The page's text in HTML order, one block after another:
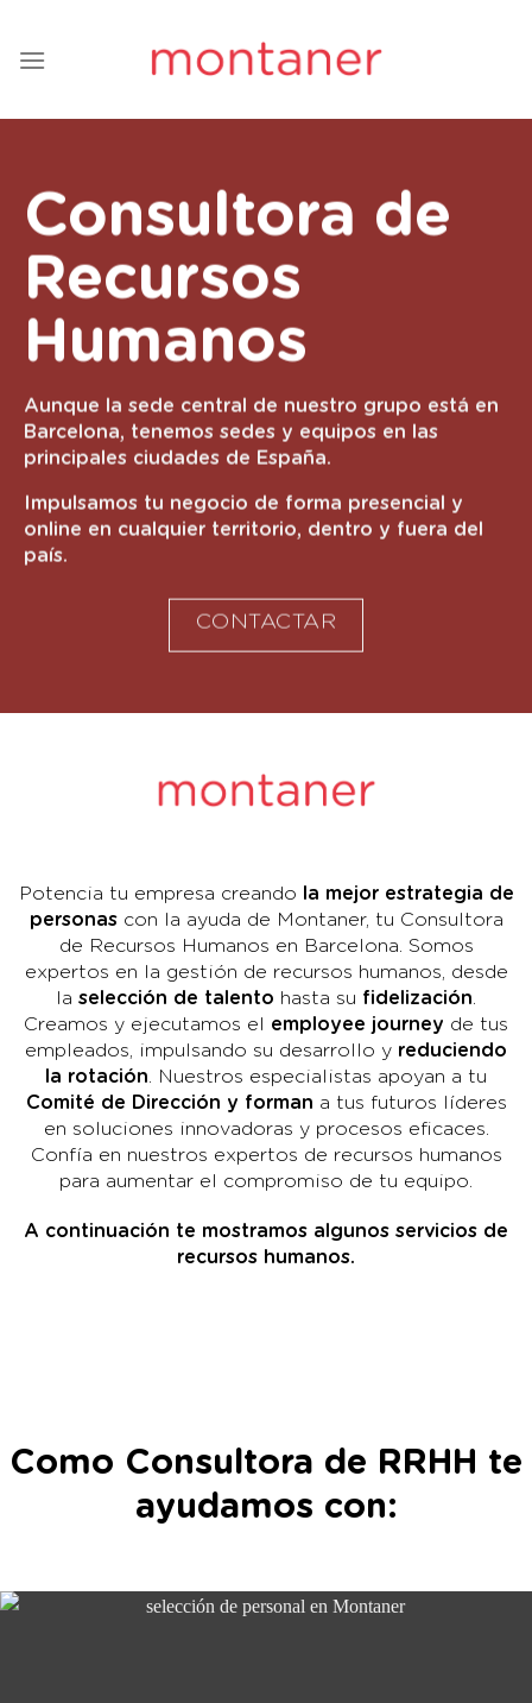
contenido
Consultora de
Recursos
Humanos
Aunque la sede central de nuestro grupo está en
Barcelona, tenemos sedes y equipos en las
principales ciudades de España.
Impulsamos tu negocio de forma presencial y
online en cualquier territorio, dentro y fuera del
país.
CONTACTAR
Potencia tu empresa creando la mejor estrategia de
personascon la ayuda de Montaner, tu Consultora
de Recursos Humanos en Barcelona. Somos
expertos en la gestión de recursos humanos, desde
la selección de talento hasta su fidelización
Creamos y ejecutamos el employee journey de tus
empleados, impulsando su desarrollo y reduciendo
la rotación . Nuestros especialistas apoyan a tu
Comité de Dirección y forman a tus futuros líderes
en soluciones innovadoras y procesos eficaces.
Confía en nuestros expertos de recursos humanos
para aumentar el compromiso de tu equipo.
A continuación te mostramos algunos servicios de
recursos humanos.
Como Consultora de RRHH te
ayudamos con: